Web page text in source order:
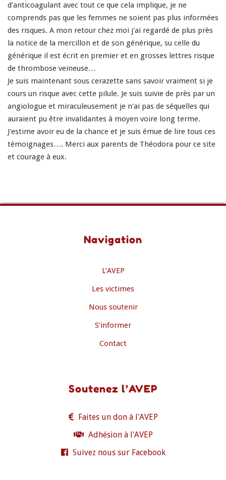
d'anticoagulant avec tout ce que cela implique, je ne
comprends pas que les femmes ne soient pas plus informées
des risques. A mon retour chez moi j'ai regardé de plus près
la notice de la mercillon et de son générique, su celle du
générique il est écrit en premier et en grosses lettres risque
de thrombose veineuse…
Je suis maintenant sous cerazette sans savoir vraiment si je
cours un risque avec cette pilule. Je suis suivie de près par un
angiologue et miraculeusement je n'ai pas de séquelles qui
auraient pu être invalidantes à moyen voire long terme.
J'estime avoir eu de la chance et je suis émue de lire tous ces
témoignages…. Merci aux parents de Théodora pour ce site
et courage à eux.
Navigation
L’AVEP
Les victimes
Nous soutenir
S’informer
Contact
Soutenez l’AVEP
Faites un don à l'AVEP
Adhésion à l'AVEP
Suivez nous sur Facebook